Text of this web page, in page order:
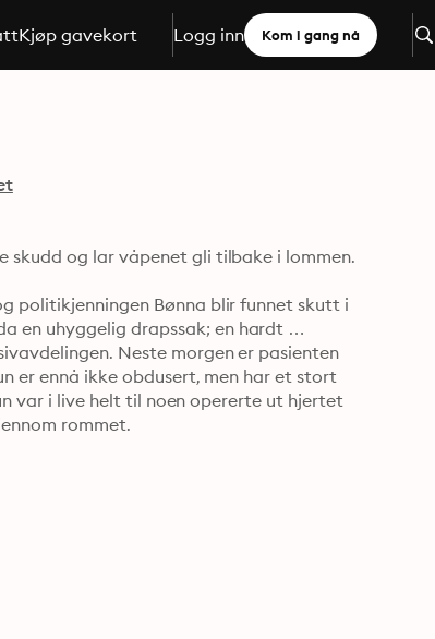
Kjøp gavekort Logg inn Kom i gang nå
skudd og lar våpenet gli tilbake i lommen.
politikjenningen Bønna blir funnet skutt i
en uhyggelig drapssak; en hardt
Neste morgen er pasienten
er ennå ikke obdusert, men har et stort
var i live helt til noen opererte ut hjertet
rommet.
Lind.